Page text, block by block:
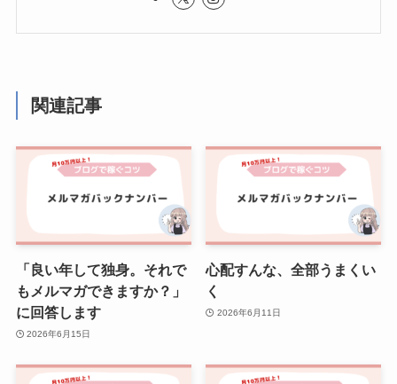
関連記事
「良い年して独身。それで
もメルマガできますか？」
に回答します
2026年6月15日
心配すんな、全部うまくい
く
2026年6月11日